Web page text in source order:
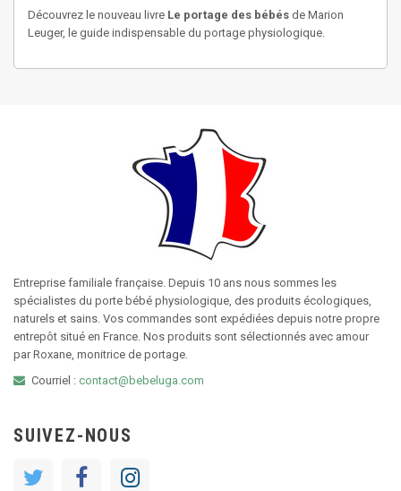
Découvrez le nouveau livre Le portage des bébés de Marion
Leuger, le guide indispensable du portage physiologique.
Entreprise familiale française. Depuis 10 ans nous sommes les
spécialistes du porte bébé physiologique, des produits écologiques,
naturels et sains. Vos commandes sont expédiées depuis notre propre
entrepôt situé en France. Nos produits sont sélectionnés avec amour
par Roxane, monitrice de portage.
Courriel : contact@bebeluga.com
SUIVEZ-NOUS